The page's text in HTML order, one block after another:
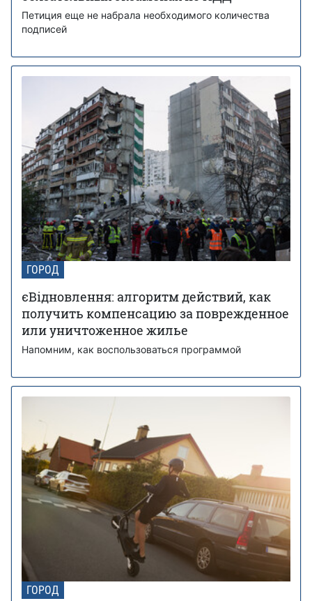
Петиция еще не набрала необходимого количества
подписей
ГОРОД
єВідновлення: алгоритм действий, как
получить компенсацию за поврежденное
или уничтоженное жилье
Напомним, как воспользоваться программой
ГОРОД